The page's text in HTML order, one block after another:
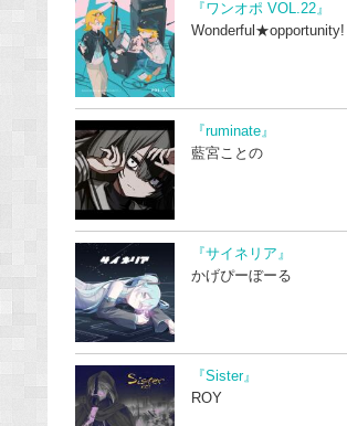
『ワンオポ VOL.22』
Wonderful★opportunity!
『ruminate』
藍宮ことの
『サイネリア』
かげぴーぼーる
『Sister』
ROY